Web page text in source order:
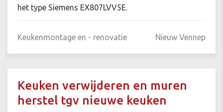
het type Siemens EX807LVV5E.
Keukenmontage en - renovatie Nieuw Vennep
Keuken verwijderen en muren
herstel tgv nieuwe keuken